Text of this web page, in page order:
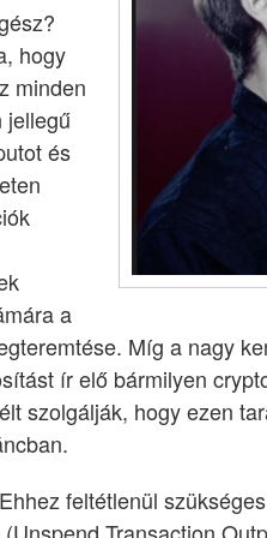
hogy
minden
jellegű
és
a
Míg a nagy
ír elő bármilyen
szolgálják, hogy ezen
feltétlenül